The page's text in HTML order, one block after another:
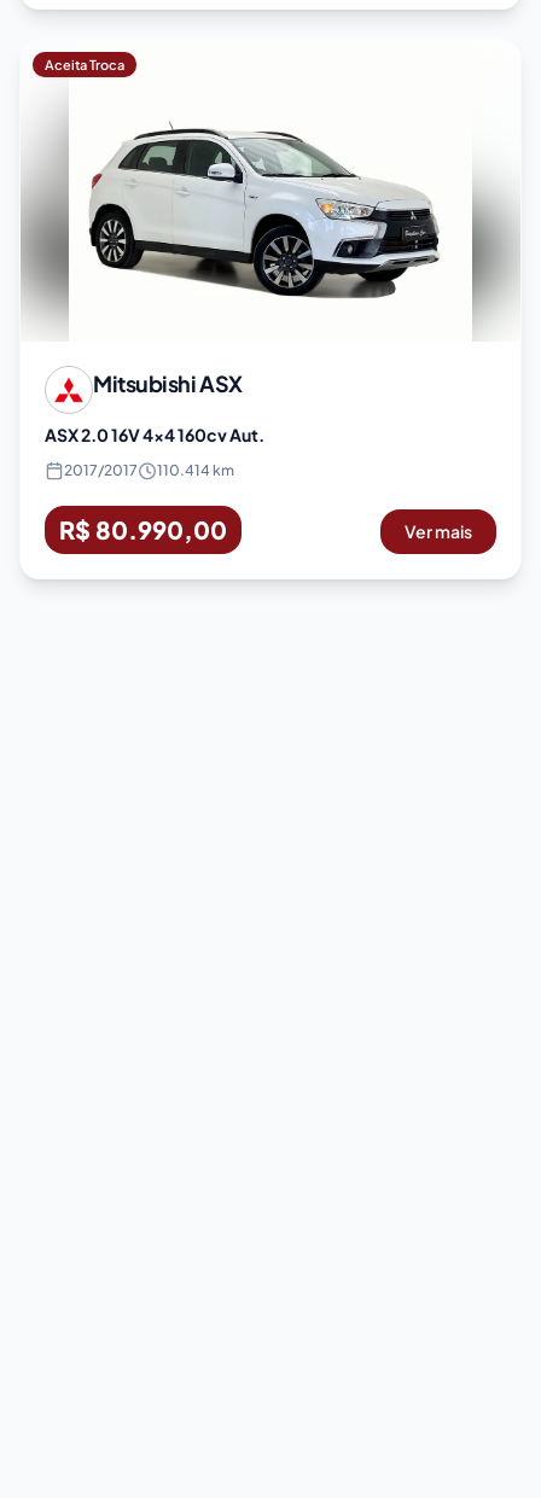
Aceita Troca
MitsubishiASX
ASX 2.0 16V 4x4 160cv Aut.
2017/2017 110.414 km
R$ 80.990,00 Ver mais